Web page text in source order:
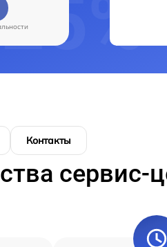
Контакты
сервис-